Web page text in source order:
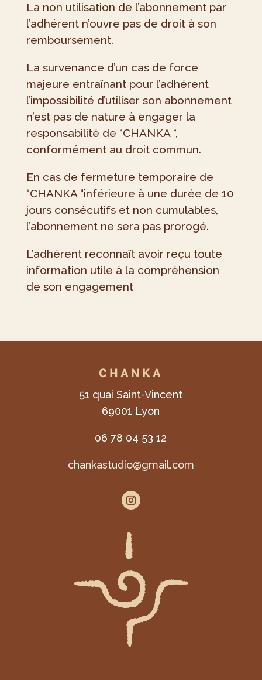
La non utilisation de l’abonnement par
l’adhérent n’ouvre pas de droit à son
remboursement.
La survenance d’un cas de force
majeure entraînant pour l’adhérent
l’impossibilité d’utiliser son abonnement
n’est pas de nature à engager la
responsabilité de “CHANKA “,
conformément au droit commun.
En cas de fermeture temporaire de
“CHANKA “inférieure à une durée de 10
jours consécutifs et non cumulables,
l’abonnement ne sera pas prorogé.
L’adhérent reconnaît avoir reçu toute
information utile à la compréhension
de son engagement
CHANKA
51 quai Saint-Vincent
69001 Lyon
06 78 04 53 12
chankastudio@gmail.com